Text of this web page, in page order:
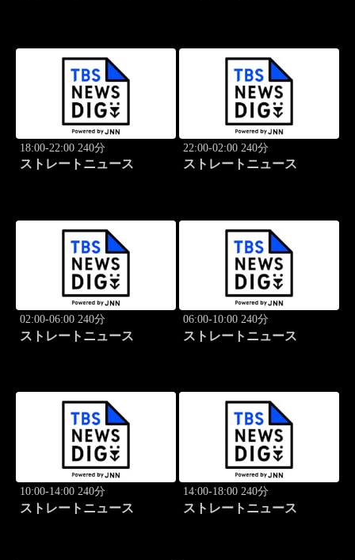
18:00-22:00 240分
ストレートニュース
22:00-02:00 240分
ストレートニュース
02:00-06:00 240分
ストレートニュース
06:00-10:00 240分
ストレートニュース
10:00-14:00 240分
ストレートニュース
14:00-18:00 240分
ストレートニュース